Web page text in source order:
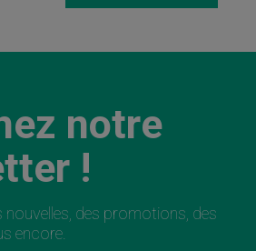
notre
!
nouvelles, des promotions, des
encore.